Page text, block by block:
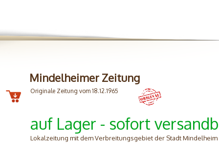
Mindelheimer Zeitung
Originale Zeitung vom 18.12.1965
auf Lager - sofort
Lokalzeitung mit dem Verbreitungsgebiet der Stadt